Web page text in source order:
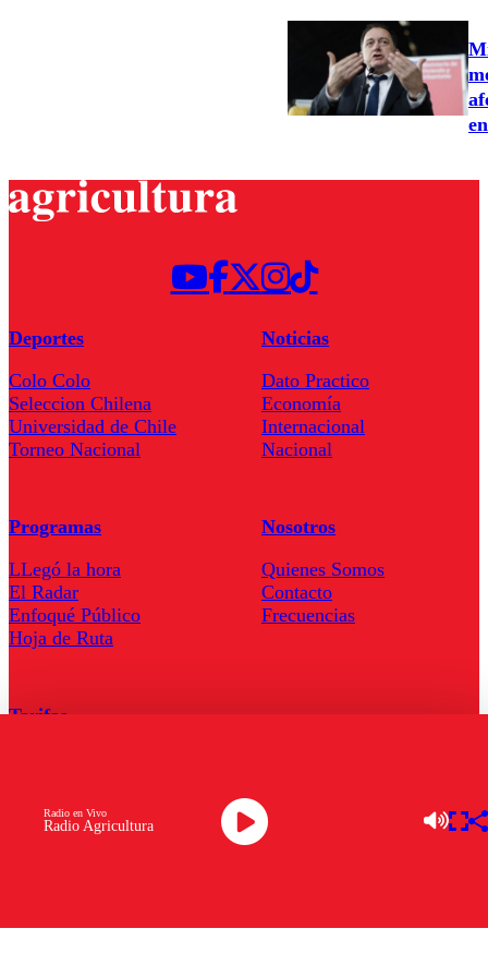
Radio Agricultura
Radio en Vivo
Deportes
Colo Colo
Seleccion Chilena
Universidad de Chile
Torneo Nacional
Noticias
Dato Practico
Economía
Internacional
Nacional
Programas
LLegó la hora
El Radar
Enfoqué Público
Hoja de Ruta
Nosotros
Quienes Somos
Contacto
Frecuencias
Tarifas
Descarga la APP